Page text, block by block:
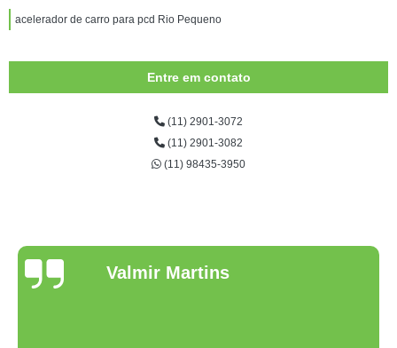
acelerador de carro para pcd Rio Pequeno
Entre em contato
(11) 2901-3072
(11) 2901-3082
(11) 98435-3950
Valmir Martins